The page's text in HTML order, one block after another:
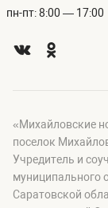
пн-пт: 8:00 — 17:00
«Михайловские
поселок
Учредитель и
муниципального
Саратовской